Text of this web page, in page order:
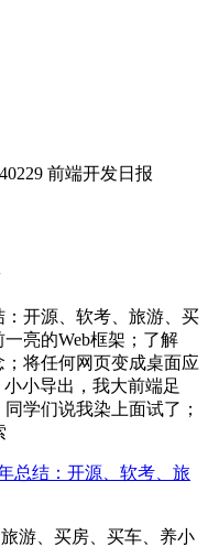
前端开发日报
：开源、软考、旅游、买
亮的Web框架；了解
将任何网页变成桌面应
小导出，我大前端足
学们说我染上面试了；
总结：开源、软考、旅
游、买房、买车、养小